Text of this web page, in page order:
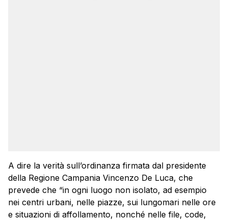
A dire la verità sull’ordinanza firmata dal presidente
della Regione Campania Vincenzo De Luca, che
prevede che “in ogni luogo non isolato, ad esempio
nei centri urbani, nelle piazze, sui lungomari nelle ore
e situazioni di affollamento, nonché nelle file, code,